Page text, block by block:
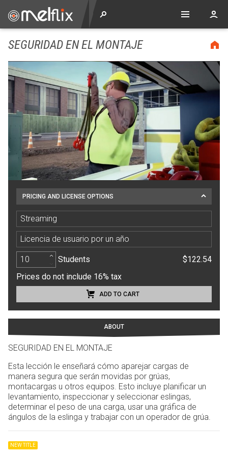
SEGURIDAD EN EL MONTAJE
PRICING AND LICENSE OPTIONS
Streaming
Licencia de usuario por un año
Students
$122.54
Prices do not include 16% tax
ADD TO CART
ABOUT
SEGURIDAD EN EL MONTAJE
Esta lección le enseñará cómo aparejar cargas de
manera segura que serán movidas por grúas,
montacargas u otros equipos. Esto incluye planificar un
levantamiento, inspeccionar y seleccionar eslingas,
determinar el peso de una carga, usar una gráfica de
ángulos de la eslinga y trabajar con un operador de grúa.
NEW TITLE